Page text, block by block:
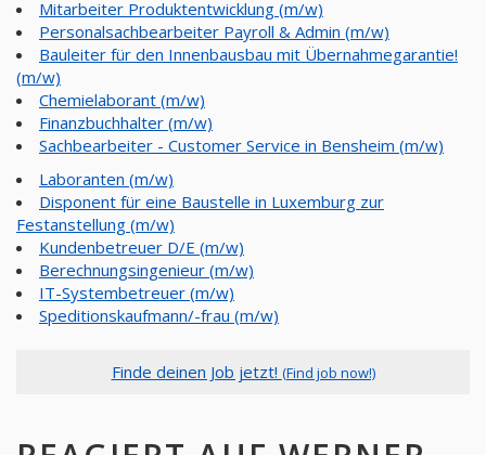
Mitarbeiter Produktentwicklung (m/w)
Personalsachbearbeiter Payroll & Admin (m/w)
Bauleiter für den Innenbausbau mit Übernahmegarantie!
(m/w)
Chemielaborant (m/w)
Finanzbuchhalter (m/w)
Sachbearbeiter - Customer Service in Bensheim (m/w)
Laboranten (m/w)
Disponent für eine Baustelle in Luxemburg zur
Festanstellung (m/w)
Kundenbetreuer D/E (m/w)
Berechnungsingenieur (m/w)
IT-Systembetreuer (m/w)
Speditionskaufmann/-frau (m/w)
Finde deinen Job jetzt! (Find job now!)